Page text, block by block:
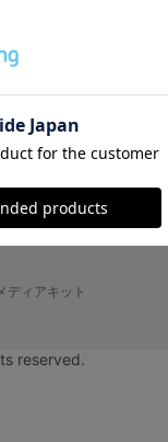
minneの本
広告出稿について
ディアキット
reserved.